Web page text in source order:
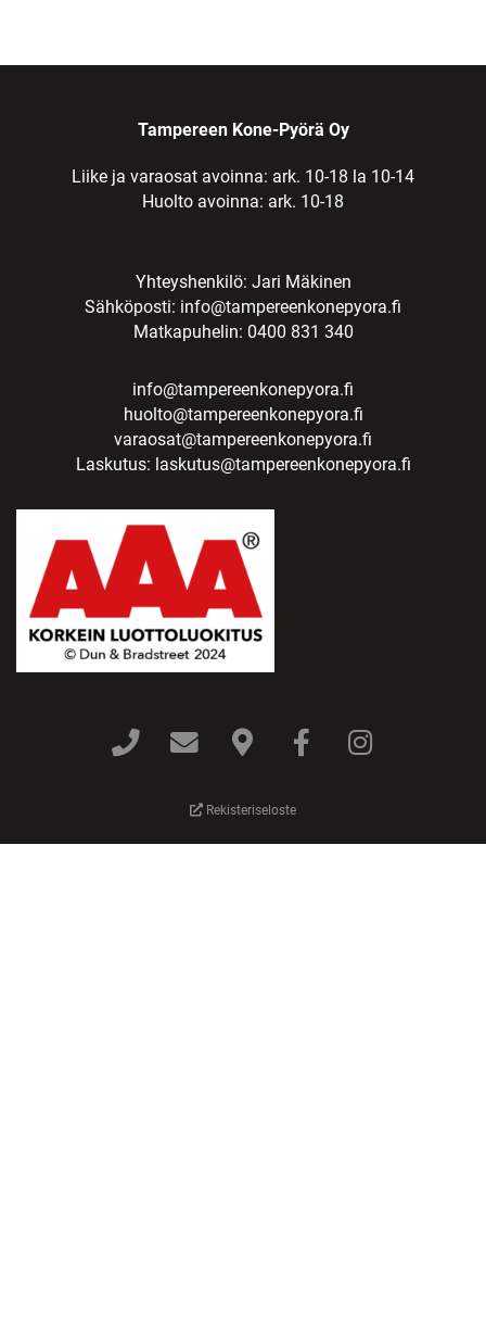
Tampereen Kone-Pyörä Oy
Liike ja varaosat avoinna: ark. 10-18 la 10-14
Huolto avoinna: ark. 10-18
Yhteyshenkilö: Jari Mäkinen
Sähköposti: info@tampereenkonepyora.fi
Matkapuhelin: 0400 831 340
info@tampereenkonepyora.fi
huolto@tampereenkonepyora.fi
varaosat@tampereenkonepyora.fi
Laskutus: laskutus@tampereenkonepyora.fi
Rekisteriseloste